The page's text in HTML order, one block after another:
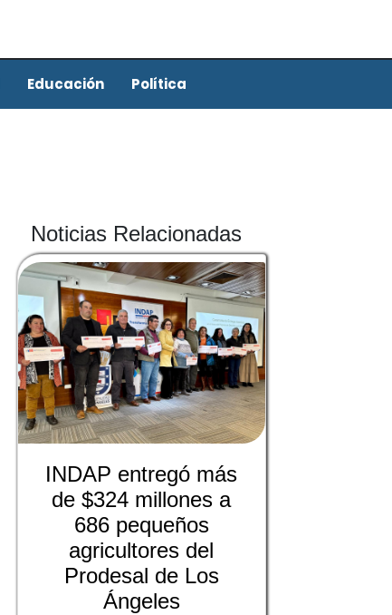
Educación Política
Noticias Relacionadas
INDAP entregó más
de $324 millones a
686 pequeños
agricultores del
Prodesal de Los
Ángeles